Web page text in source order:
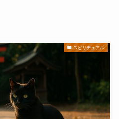
スピリチュアル